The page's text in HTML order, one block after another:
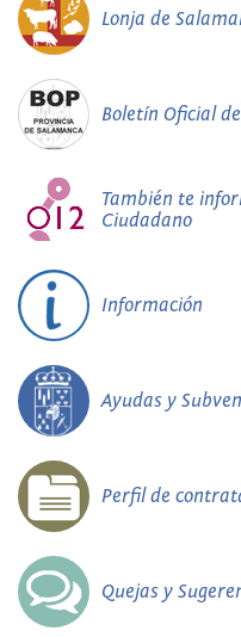
Lonja de
Boletín Oficial
También te
Ciudadano
Información
Ayudas y
Perfil de
Quejas y